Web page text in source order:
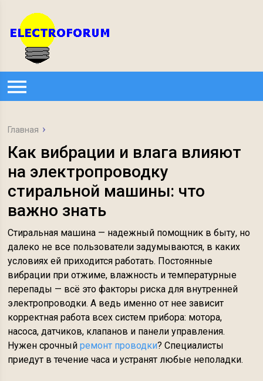
Главная
Как вибрации и влага влияют
на электропроводку
стиральной машины: что
важно знать
Стиральная машина — надежный помощник в быту, но
далеко не все пользователи задумываются, в каких
условиях ей приходится работать. Постоянные
вибрации при отжиме, влажность и температурные
перепады — всё это факторы риска для внутренней
электропроводки. А ведь именно от нее зависит
корректная работа всех систем прибора: мотора,
насоса, датчиков, клапанов и панели управления.
Нужен срочныйремонт проводки? Специалисты
приедут в течение часа и устранят любые неполадки.